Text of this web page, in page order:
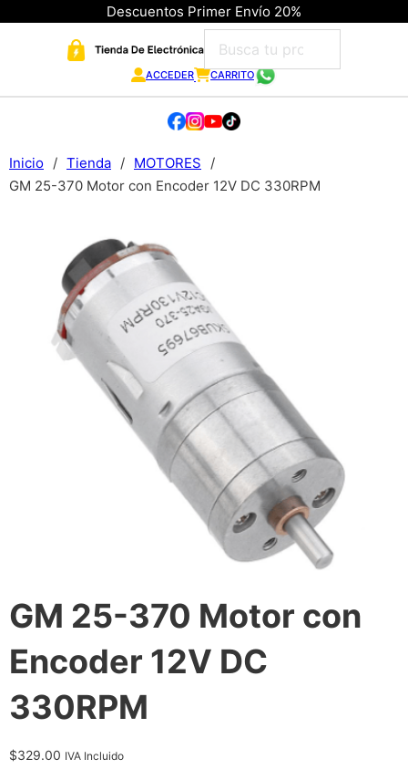
Descuentos Primer Envío 20%
ACCEDER CARRITO
Inicio / Tienda / MOTORES
/
GM 25-370 Motor con Encoder 12V DC 330RPM
GM 25-370 Motor con
Encoder 12V DC
330RPM
$329.00 IVA Incluido